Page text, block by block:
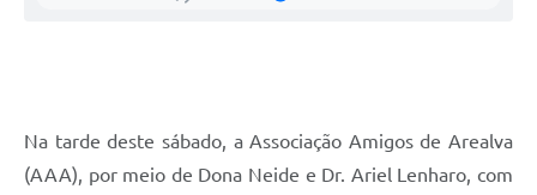
Na tarde deste sábado, a Associação Amigos de Arealva
(AAA), por meio de Dona Neide e Dr. Ariel Lenharo, com